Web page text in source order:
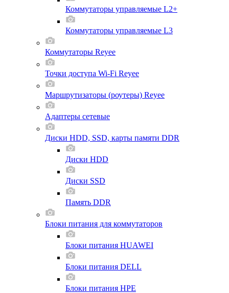
Коммутаторы управляемые L2+
Коммутаторы управляемые L3
Коммутаторы Reyee
Точки доступа Wi-Fi Reyee
Маршрутизаторы (роутеры) Reyee
Адаптеры сетевые
Диски HDD, SSD, карты памяти DDR
Диски HDD
Диски SSD
Память DDR
Блоки питания для коммутаторов
Блоки питания HUAWEI
Блоки питания DELL
Блоки питания HPE